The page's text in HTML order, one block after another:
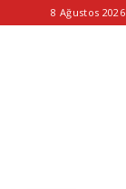
8 Ağustos 2026